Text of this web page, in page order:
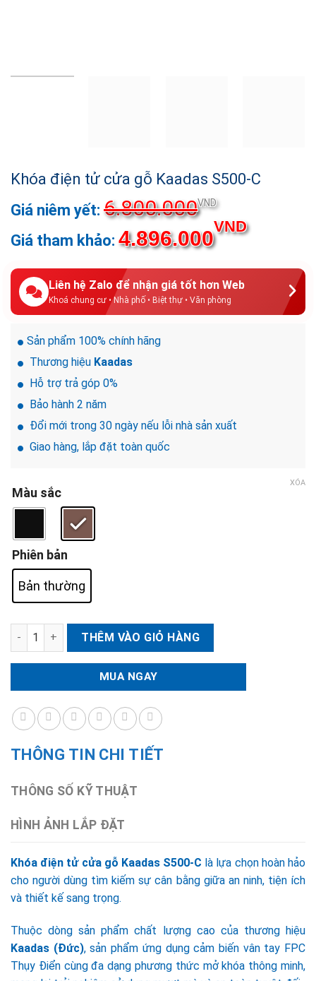
Khóa điện tử cửa gỗ Kaadas S500-C
6.800.000VND
4.896.000
VND
Liên hệ Zalo để nhận giá tốt hơn Web
Khoá chung cư • Nhà phố • Biệt thự • Văn phòng
Sản phẩm 100% chính hãng
Thương hiệu Kaadas
Hỗ trợ trả góp 0%
Bảo hành 2 năm
Đổi mới trong 30 ngày nếu lỗi nhà sản xuất
Giao hàng, lắp đặt toàn quốc
Màu sắc
Phiên bản
Bản thường
XÓA
Khóa điện tử cửa gỗ Kaadas S500-C số lượng
THÊM VÀO GIỎ HÀNG
MUA NGAY
THÔNG TIN CHI TIẾT
THÔNG SỐ KỸ THUẬT
HÌNH ẢNH LẮP ĐẶT
Khóa điện tử cửa gỗ Kaadas S500-C là lựa chọn hoàn hảo
cho người dùng tìm kiếm sự cân bằng giữa an ninh, tiện ích
và thiết kế sang trọng.
Thuộc dòng sản phẩm chất lượng cao của thương hiệu
Kaadas (Đức), sản phẩm ứng dụng cảm biến vân tay FPC
Thụy Điển cùng đa dạng phương thức mở khóa thông minh,